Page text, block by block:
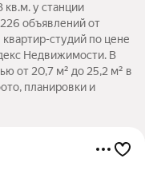
у станции
объявлений от
студий по цене
Недвижимости. В
от 20,7 м² до 25,2 м² в
планировки и